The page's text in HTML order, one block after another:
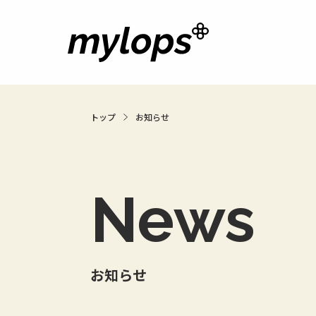
トップ お知らせ
News
お知らせ